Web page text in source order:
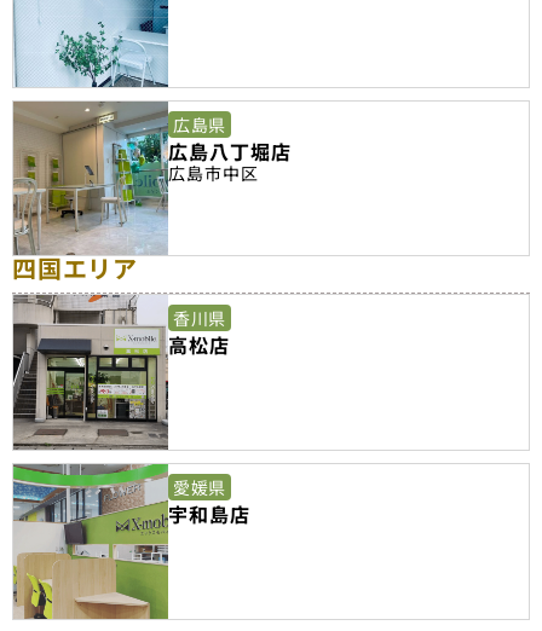
広島県
広島八丁堀店
広島市中区
四国エリア
香川県
高松店
愛媛県
宇和島店